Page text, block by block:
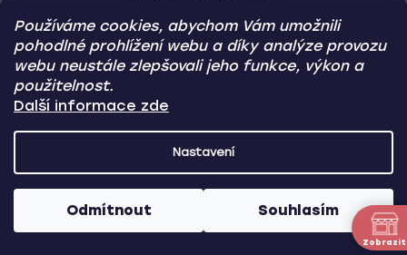
Používáme cookies, abychom Vám umožnili
pohodlné prohlížení webu a díky analýze provozu
webu neustále zlepšovali jeho funkce, výkon a
použitelnost.
Další informace zde
Nastavení
Odmítnout Souhlasím
Instagram
Zobrazit